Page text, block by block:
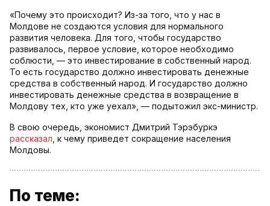
«Почему это происходит? Из-за того, что у нас в
Молдове не создаются условия для нормального
развития человека. Для того, чтобы государство
развивалось, первое условие, которое необходимо
соблюсти, — это инвестирование в собственный народ.
То есть государство должно инвестировать денежные
средства в собственный народ. И государство должно
инвестировать денежные средства в возвращение в
Молдову тех, кто уже уехал», — подытожил экс-министр.
В свою очередь, экономист Дмитрий Тэрэбуркэ
рассказал , к чему приведет сокращение населения
Молдовы.
По теме: